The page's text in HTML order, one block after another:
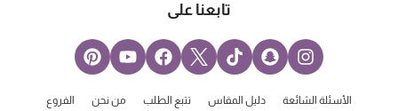
تابعنا على
الأسئلة الشائعة دليل المقاس تتبع الطلب من نحن الفروع